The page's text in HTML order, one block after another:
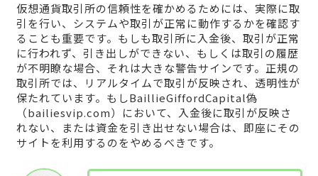
仮想通貨取引所の信頼性を確かめるためには、実際に取
引を行い、システムや取引が正常に動作するかを確認す
ることも重要です。もしも取引所に入金後、取引が正常
に行われず、引き出しができない、もしくは取引の履歴
が不明瞭な場合、それは大きな警告サインです。正規の
取引所では、リアルタイムで取引が反映され、透明性が
保たれています。もしBaillieGiffordCapital偽
（bailiesvip.com）において、入金後に取引が反映さ
れない、または資金を引き出せない場合は、即座にその
サイトを利用するのをやめるべきです。